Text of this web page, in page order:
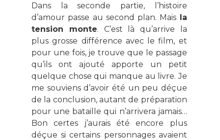
Dans la seconde partie, l’histoire
d’amour passe au second plan. Mais la
tension monte. C’est là qu’arrive la
plus grosse différence avec le film, et
pour une fois, je trouve que le passage
qu’ils ont ajouté apporte un petit
quelque chose qui manque au livre. Je
me souviens d’avoir été un peu déçue
de la conclusion, autant de préparation
pour une bataille qui n’arrivera jamais…
Bon certes j’aurais été encore plus
déçue si certains personnages avaient